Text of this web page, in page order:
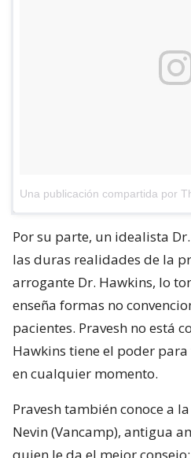
Por su parte, un idealista
las duras realidades de la
arrogante Dr. Hawkins, lo
enseña formas no
pacientes. Pravesh no está
Hawkins tiene el poder
en cualquier momento.
Pravesh también conoce a
Nevin (Vancamp), antigua